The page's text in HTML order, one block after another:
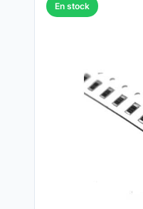
En stock